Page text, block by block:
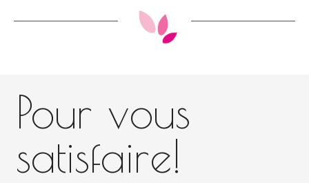
Pour vous
satisfaire!